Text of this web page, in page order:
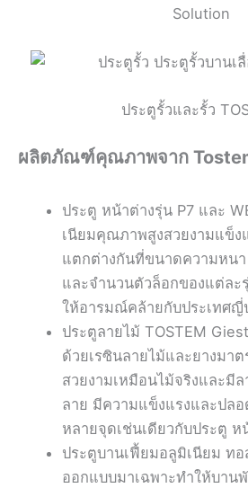
Solution
ประตูรั้วและรั้ว
ผลิตภัณฑ์คุณภาพจาก
ประตู หน้าต่างรุ่น P7 และ
เนียมคุณภาพสูงสวยงามแข็
แตกต่างกันที่ขนาดความหน
และจำนวนตัวล็อกของแต่ล
ให้อารมณ์คล้ายกับประเทศญี่
ประตูลายไม้ TOSTEM
ด้วยเรซินลายไม้และยางมา
สวยงามเหมือนไม้จริงและมี
ลาย มีความแข็งแรงและปล
หลายจุดเช่นเดียวกับประตู ห
ประตูบานเฟี้ยมอลูมิเนียม ทอ
ออกแบบมาเฉพาะทำให้บาน